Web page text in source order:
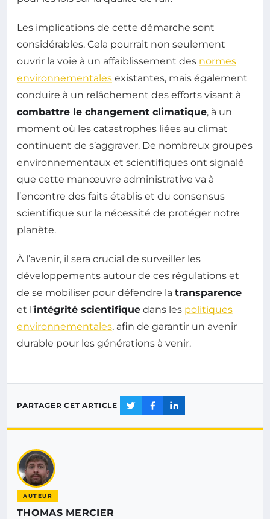
Les implications de cette démarche sont
considérables. Cela pourrait non seulement
ouvrir la voie à un affaiblissement des normes
environnementales existantes, mais également
conduire à un relâchement des efforts visant à
combattre le changement climatique, à un
moment où les catastrophes liées au climat
continuent de s’aggraver. De nombreux groupes
environnementaux et scientifiques ont signalé
que cette manœuvre administrative va à
l’encontre des faits établis et du consensus
scientifique sur la nécessité de protéger notre
planète.
À l’avenir, il sera crucial de surveiller les
développements autour de ces régulations et
de se mobiliser pour défendre la transparence
et l’intégrité scientifique dans les politiques
environnementales, afin de garantir un avenir
durable pour les générations à venir.
PARTAGER CET ARTICLE
AUTEUR
THOMAS MERCIER